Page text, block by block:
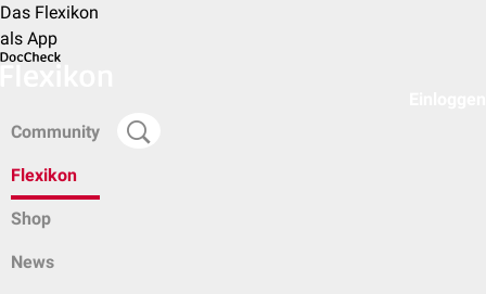
Das Flexikon
als App
Community
Flexikon
Shop
News